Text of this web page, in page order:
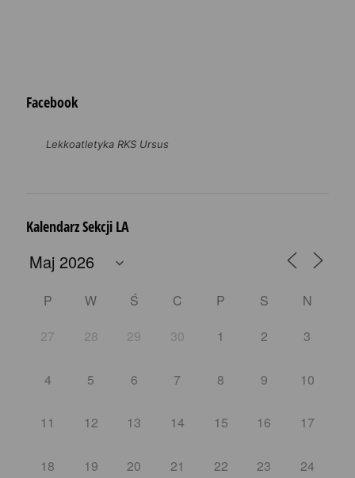
Facebook
Lekkoatletyka RKS Ursus
Kalendarz Sekcji LA
P W Ś C P S
N
27
28 29 30 1 2 3
4 5 6 7 8 9 10
11 12 13 14 15 16 17
18 19 20 21 22 23 24